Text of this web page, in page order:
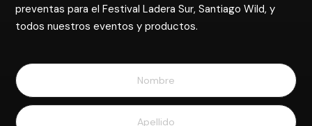
preventas para el Festival Ladera Sur, Santiago Wild, y
todos nuestros eventos y productos.